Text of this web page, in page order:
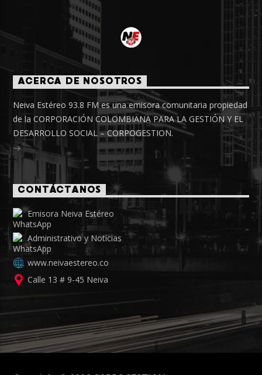
ACERCA DE NOSOTROS
Neiva Estéreo 93.8 FM es una emisora comunitaria propiedad
de la CORPORACIÓN COLOMBIANA PARA LA GESTIÓN Y EL
DESARROLLO SOCIAL – CORPOGESTION.
CONTÁCTANOS
Emisora Neiva Estéreo
Administrativo y Noticias
www.neivaestereo.co
Calle 13 # 9-45 Neiva